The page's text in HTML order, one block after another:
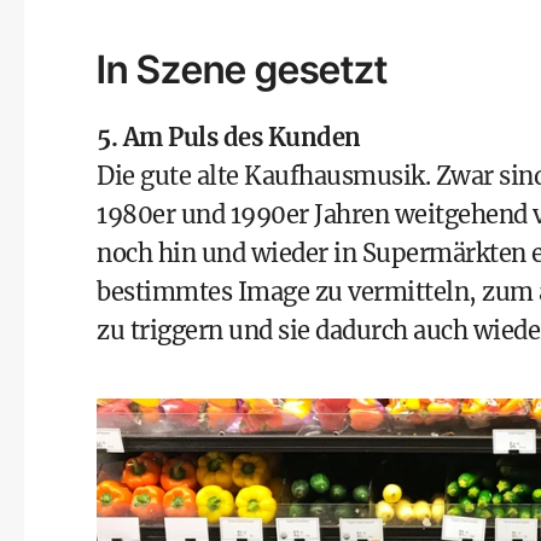
In Szene gesetzt
5. Am Puls des Kunden
Die gute alte Kaufhausmusik. Zwar
1980er und 1990er Jahren
noch hin und wieder in Supermärkten
bestimmtes Image zu vermitteln, zum
zu triggern und sie dadurch auch